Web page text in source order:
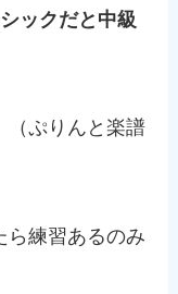
ックだと中級
（ぷりんと楽譜
ら練習あるのみ